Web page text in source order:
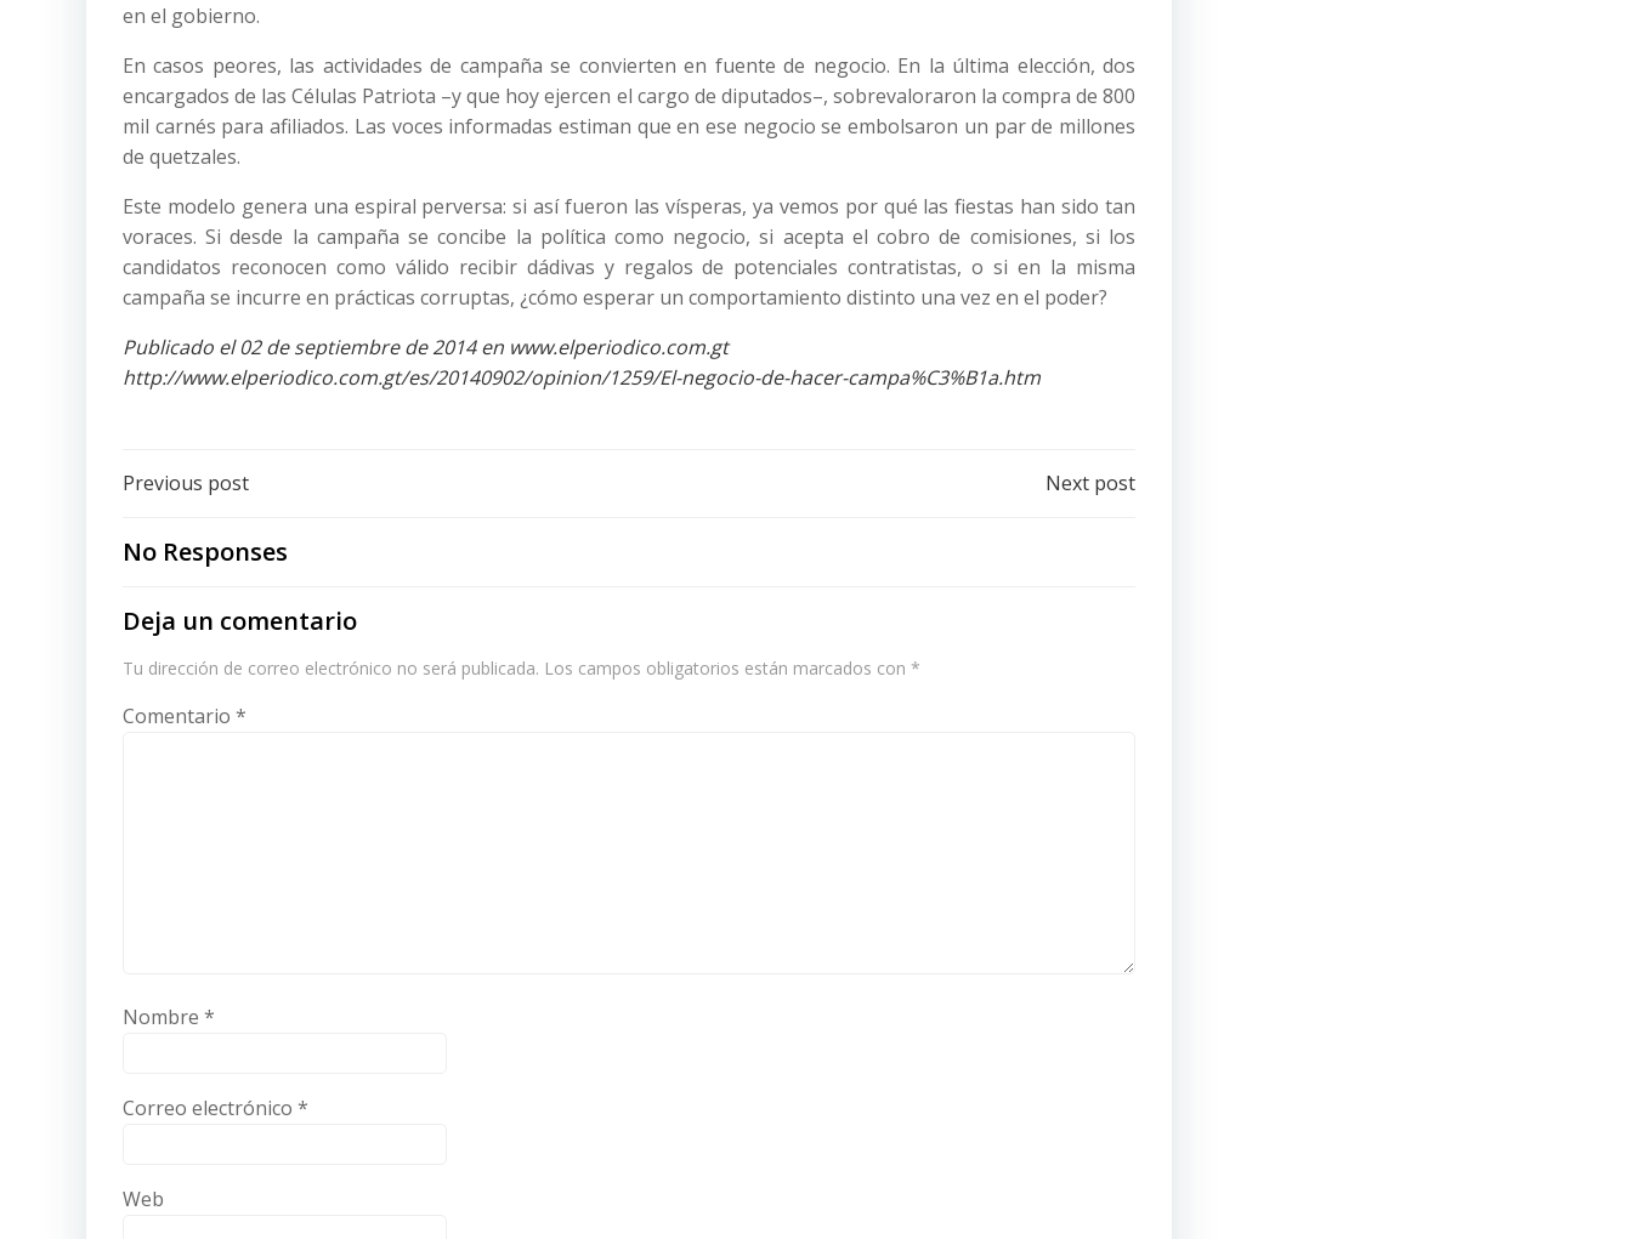
en el gobierno.
En casos peores, las actividades de campaña se convierten en fuente de negocio. En la última elección, dos
encargados de las Células Patriota –y que hoy ejercen el cargo de diputados–, sobrevaloraron la compra de 800
mil carnés para afiliados. Las voces informadas estiman que en ese negocio se embolsaron un par de millones
de quetzales.
Este modelo genera una espiral perversa: si así fueron las vísperas, ya vemos por qué las fiestas han sido tan
voraces. Si desde la campaña se concibe la política como negocio, si acepta el cobro de comisiones, si los
candidatos reconocen como válido recibir dádivas y regalos de potenciales contratistas, o si en la misma
campaña se incurre en prácticas corruptas, ¿cómo esperar un comportamiento distinto una vez en el poder?
Publicado el 02 de septiembre de 2014 en www.elperiodico.com.gt
http://www.elperiodico.com.gt/es/20140902/opinion/1259/El-negocio-de-hacer-campa%C3%B1a.htm
Post
navigation
Previous post Next post
No Responses
Deja un comentario
Tu dirección de correo electrónico no será publicada. Los campos obligatorios están marcados con *
Comentario *
Nombre *
Correo electrónico *
Web